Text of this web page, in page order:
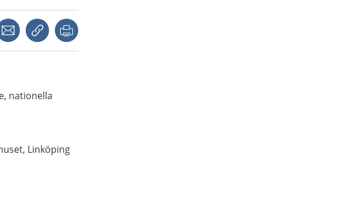
Dela via mejlKopiera länk
nationella
Linköping